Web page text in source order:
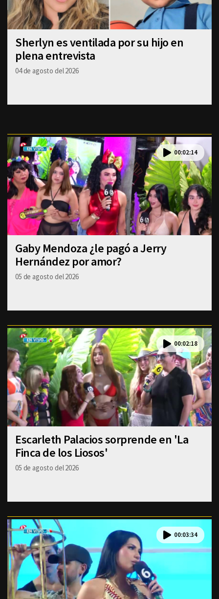
Sherlyn es ventilada por su hijo en
plena entrevista
04 de agosto del 2026
00:02:14
Gaby Mendoza ¿le pagó a Jerry
Hernández por amor?
05 de agosto del 2026
00:02:18
Escarleth Palacios sorprende en 'La
Finca de los Liosos'
05 de agosto del 2026
00:03:34